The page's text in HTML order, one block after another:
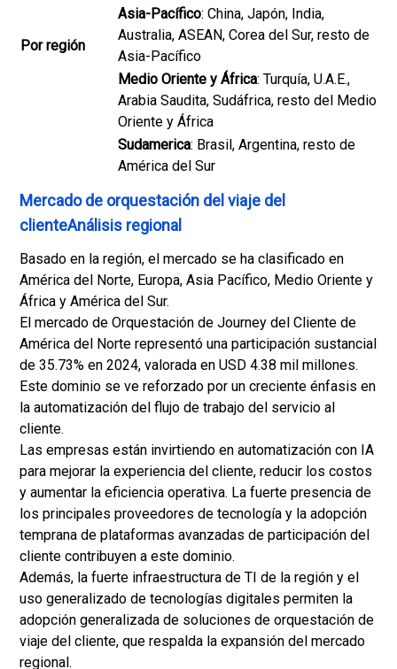
Por región
Asia-Pacífico: China, Japón, India,
Australia, ASEAN, Corea del Sur, resto de
Asia-Pacífico
Medio Oriente y África: Turquía, U.A.E.,
Arabia Saudita, Sudáfrica, resto del Medio
Oriente y África
Sudamerica: Brasil, Argentina, resto de
América del Sur
Mercado de orquestación del viaje del
clienteAnálisis regional
Basado en la región, el mercado se ha clasificado en
América del Norte, Europa, Asia Pacífico, Medio Oriente y
África y América del Sur.
El mercado de Orquestación de Journey del Cliente de
América del Norte representó una participación sustancial
de 35.73% en 2024, valorada en USD 4.38 mil millones.
Este dominio se ve reforzado por un creciente énfasis en
la automatización del flujo de trabajo del servicio al
cliente.
Las empresas están invirtiendo en automatización con IA
para mejorar la experiencia del cliente, reducir los costos
y aumentar la eficiencia operativa. La fuerte presencia de
los principales proveedores de tecnología y la adopción
temprana de plataformas avanzadas de participación del
cliente contribuyen a este dominio.
Además, la fuerte infraestructura de TI de la región y el
uso generalizado de tecnologías digitales permiten la
adopción generalizada de soluciones de orquestación de
viaje del cliente, que respalda la expansión del mercado
regional.